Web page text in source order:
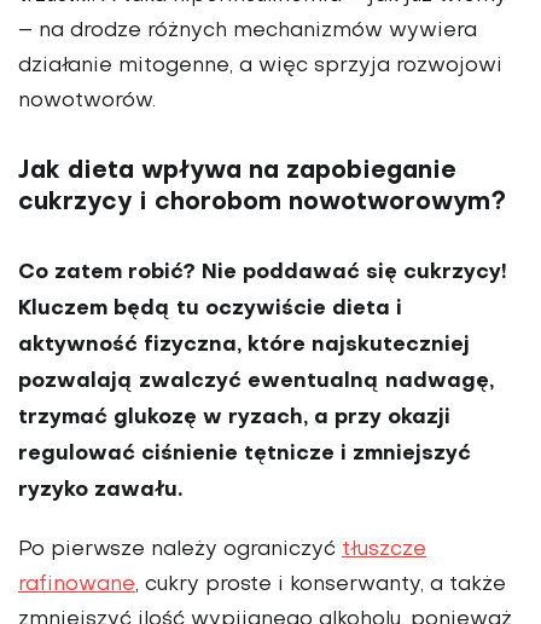
– na drodze różnych mechanizmów wywiera
działanie mitogenne, a więc sprzyja rozwojowi
nowotworów.
Jak dieta wpływa na zapobieganie
cukrzycy i chorobom nowotworowym?
Co zatem robić? Nie poddawać się cukrzycy!
Kluczem będą tu oczy­wiście dieta i
aktywność fizyczna, które najskuteczniej
pozwalają zwalczyć ewentualną nadwagę,
trzymać glukozę w ryzach, a przy okazji
regulować ciśnienie tętni­cze i zmniejszyć
ryzyko zawału.
Po pierwsze należy ograniczyć tłuszcze
rafinowane, cukry proste i konserwanty, a także
zmniejszyć ilość wypijanego alkoholu, ponie­waż